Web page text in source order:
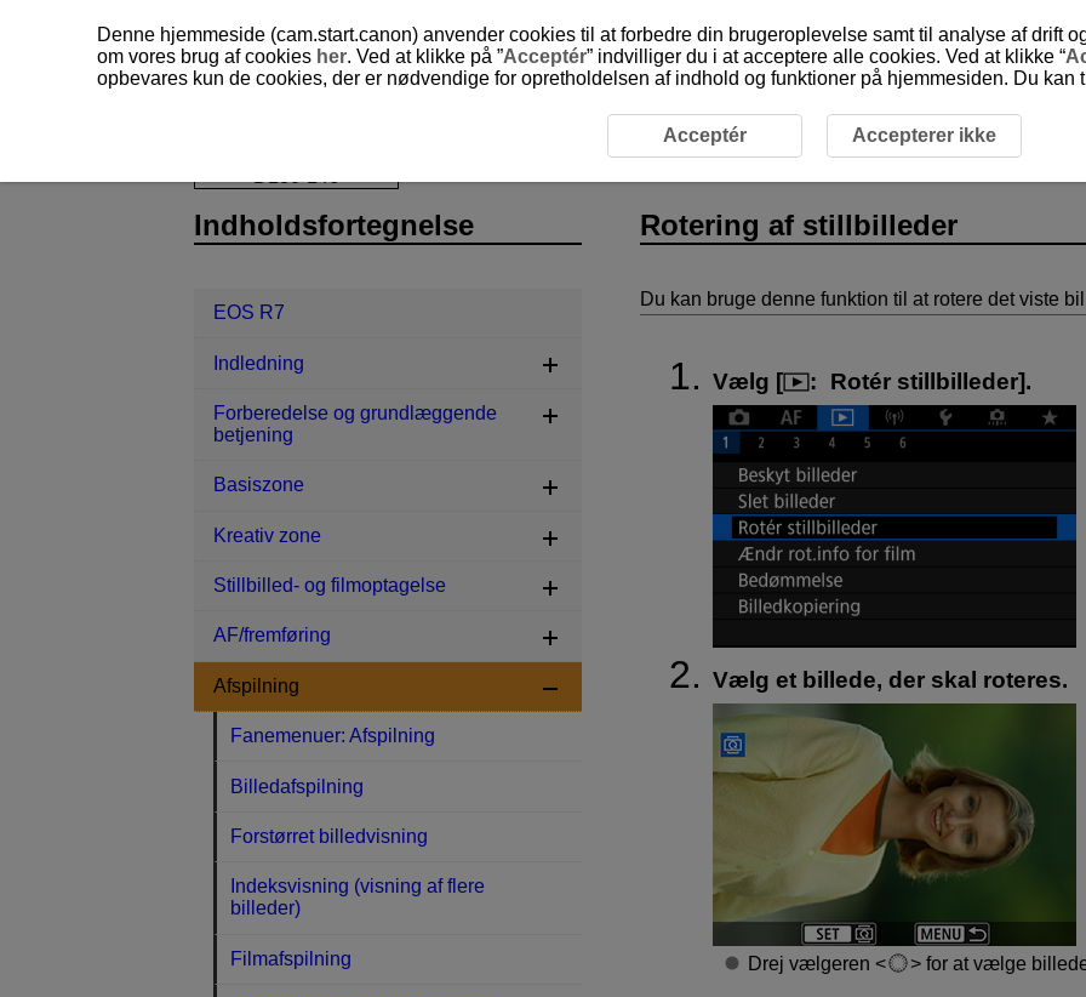
Rotering af stillbilleder
Rotering af stillbilleder
Du kan bruge denne funktion til at rotere det viste
Vælg [ : Rotér stillbilleder].
Vælg et billede, der skal roteres.
Drej vælgeren for at vælge
Indholdsfortegnelse
EOS R7
Indledning
Forberedelse og grundlæggende
betjening
Basiszone
Kreativ zone
Stillbilled- og filmoptagelse
AF/fremføring
Afspilning
Fanemenuer: Afspilning
Billedafspilning
Forstørret billedvisning
Indeksvisning (visning af flere
billeder)
Filmafspilning
Denne hjemmeside (cam.start.canon) anvender cookies til at forbedre din brugeroplevelse samt til analyse af drift
om vores brug af cookies her. Ved at klikke på ”Acceptér” indvilliger du i at acceptere alle cookies. Ved at klikke “
opbevares kun de cookies, der er nødvendige for opretholdelsen af indhold og funktioner på hjemmesiden. Du
Acceptér Accepterer ikke